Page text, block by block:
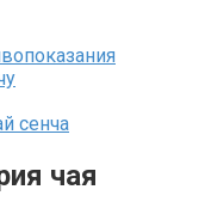
сенча
чая